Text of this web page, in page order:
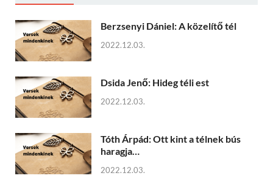
Berzsenyi Dániel: A közelítő tél
2022.12.03.
Dsida Jenő: Hideg téli est
2022.12.03.
Tóth Árpád: Ott kint a télnek bús
haragja…
2022.12.03.